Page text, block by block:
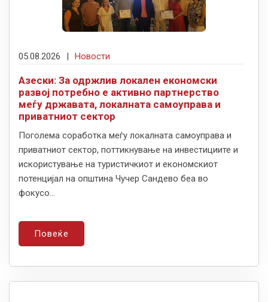
05.08.2026 | Новости
Азески: За одржлив локален економски
развој потребно е активно партнерство
меѓу државата, локалната самоуправа и
приватниот сектор
Поголема соработка меѓу локалната самоуправа и
приватниот сектор, поттикнување на инвестициите и
искористување на туристичкиот и економскиот
потенцијал на општина Чучер Сандево беа во
фокусо...
Повеќе